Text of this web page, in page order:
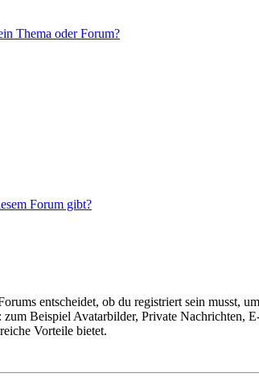
Thema oder Forum?
Forum gibt?
entscheidet, ob du registriert sein musst,
Beispiel Avatarbilder, Private Nachrichten,
Vorteile bietet.